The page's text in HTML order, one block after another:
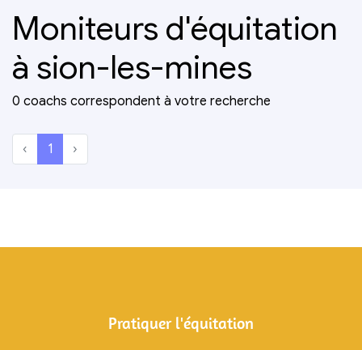
Moniteurs d'équitation
à sion-les-mines
0 coachs correspondent à votre recherche
‹ 1 ›
Pratiquer l'équitation